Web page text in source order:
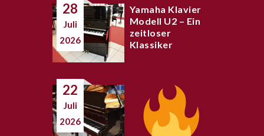
28
Juli
2026
Yamaha Klavier
Modell U2 – Ein
zeitloser
Klassiker
22
Juli
2026